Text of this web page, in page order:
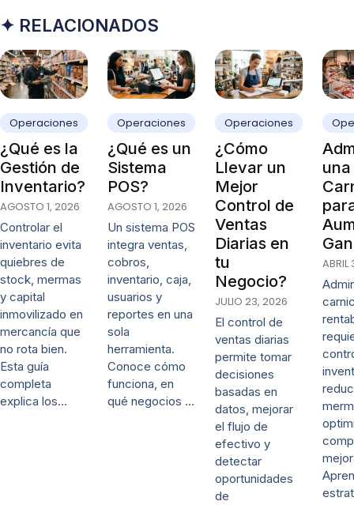
✦ RELACIONADOS
Operaciones
¿Qué es la
Gestión de
Inventario?
AGOSTO 1, 2026
Controlar el
inventario evita
quiebres de
stock, mermas
y capital
inmovilizado en
mercancía que
no rota bien.
Esta guía
completa
explica los…
Operaciones
¿Qué es un
Sistema
POS?
AGOSTO 1, 2026
Un sistema POS
integra ventas,
cobros,
inventario, caja,
usuarios y
reportes en una
sola
herramienta.
Conoce cómo
funciona, en
qué negocios …
Operaciones
¿Cómo
Llevar un
Mejor
Control de
Ventas
Diarias en
tu
Negocio?
JULIO 23, 2026
El control de
ventas diarias
permite tomar
decisiones
basadas en
datos, mejorar
el flujo de
efectivo y
detectar
oportunidades
de
una